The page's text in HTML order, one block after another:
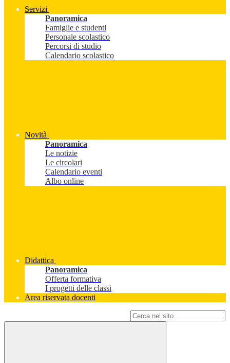
Servizi
Panoramica
Famiglie e studenti
Personale scolastico
Percorsi di studio
Calendario scolastico
Novità
Panoramica
Le notizie
Le circolari
Calendario eventi
Albo online
Didattica
Panoramica
Offerta formativa
I progetti delle classi
Area riservata docenti